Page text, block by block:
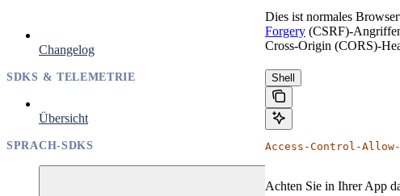
Changelog
SDKS & TELEMETRIE
Übersicht
SPRACH-SDKS
Dies ist normales
Forgery (CSRF)-
Cross-Origin (CORS)-
Shell
Access-Control-
Achten Sie in Ihrer App